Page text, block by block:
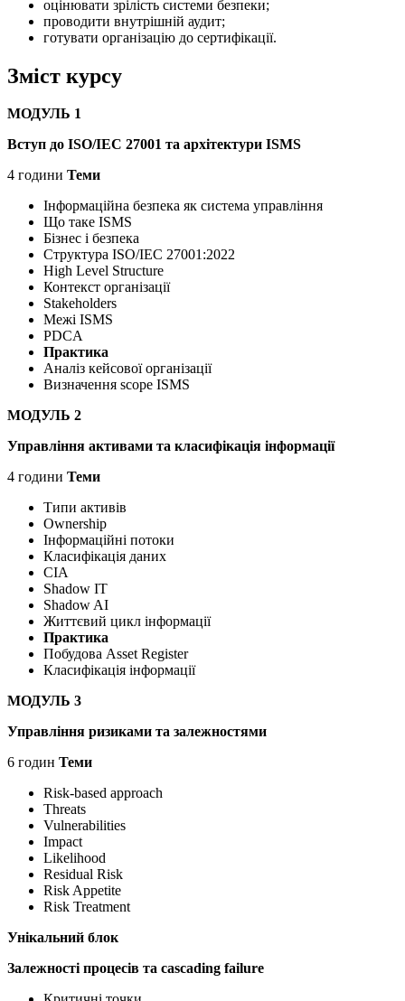
оцінювати зрілість системи безпеки;
проводити внутрішній аудит;
готувати організацію до сертифікації.
Зміст курсу
МОДУЛЬ 1
Вступ до ISO/IEC 27001 та архітектури ISMS
4 години Теми
Інформаційна безпека як система управління
Що таке ISMS
Бізнес і безпека
Структура ISO/IEC 27001:2022
High Level Structure
Контекст організації
Stakeholders
Межі ISMS
PDCA
Практика
Аналіз кейсової організації
Визначення scope ISMS
МОДУЛЬ 2
Управління активами та класифікація інформації
4 години Теми
Типи активів
Ownership
Інформаційні потоки
Класифікація даних
CIA
Shadow IT
Shadow AI
Життєвий цикл інформації
Практика
Побудова Asset Register
Класифікація інформації
МОДУЛЬ 3
Управління ризиками та залежностями
6 годин Теми
Risk-based approach
Threats
Vulnerabilities
Impact
Likelihood
Residual Risk
Risk Appetite
Risk Treatment
Унікальний блок
Залежності процесів та cascading failure